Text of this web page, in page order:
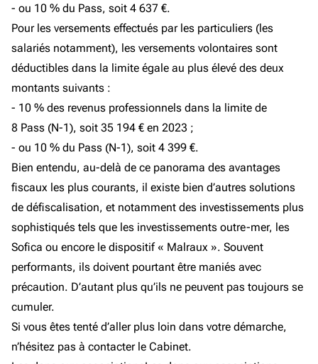
- ou 10 % du Pass, soit 4 637 €.
Pour les versements effectués par les particuliers (les
salariés notamment), les versements volontaires sont
déductibles dans la limite égale au plus élevé des deux
montants suivants :
- 10 % des revenus professionnels dans la limite de
8 Pass (N-1), soit 35 194 € en 2023 ;
- ou 10 % du Pass (N-1), soit 4 399 €.
Bien entendu, au-delà de ce panorama des avantages
fiscaux les plus courants, il existe bien d’autres solutions
de défiscalisation, et notamment des investissements plus
sophistiqués tels que les investissements outre-mer, les
Sofica ou encore le dispositif « Malraux ». Souvent
performants, ils doivent pourtant être maniés avec
précaution. D’autant plus qu’ils ne peuvent pas toujours se
cumuler.
Si vous êtes tenté d’aller plus loin dans votre démarche,
n’hésitez pas à contacter le Cabinet.